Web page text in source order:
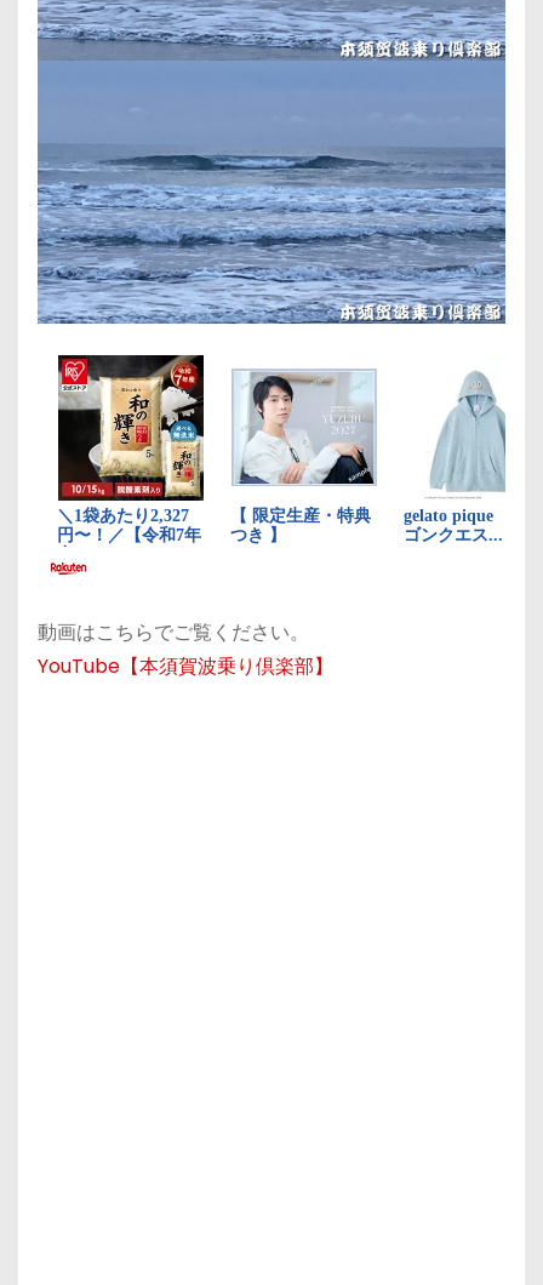
動画はこちらでご覧ください。
YouTube【本須賀波乗り倶楽部】